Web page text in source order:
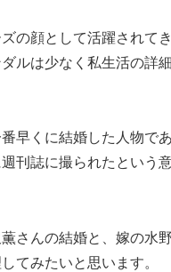
の顔として活躍されて
ルは少なく私生活の詳
早くに結婚した人物で
刊誌に撮られたという
さんの結婚と、嫁の水
てみたいと思います。